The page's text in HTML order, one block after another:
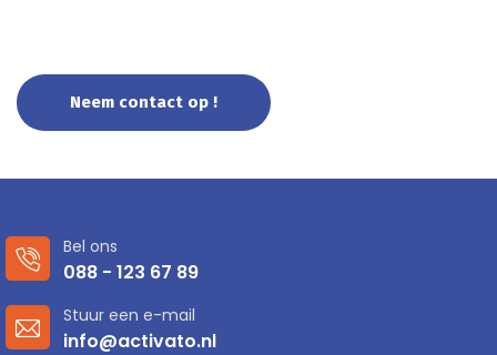
Neem contact op !
Bel ons
088 - 123 67 89
Stuur een e-mail
info@activato.nl